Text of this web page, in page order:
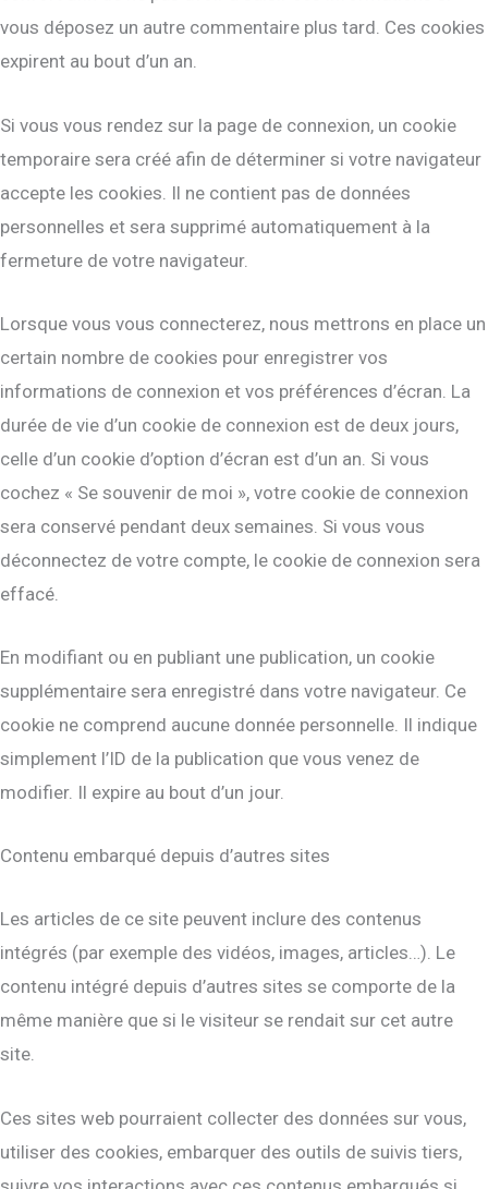
vous déposez un autre commentaire plus tard. Ces cookies
expirent au bout d’un an.
Si vous vous rendez sur la page de connexion, un cookie
temporaire sera créé afin de déterminer si votre navigateur
accepte les cookies. Il ne contient pas de données
personnelles et sera supprimé automatiquement à la
fermeture de votre navigateur.
Lorsque vous vous connecterez, nous mettrons en place un
certain nombre de cookies pour enregistrer vos
informations de connexion et vos préférences d’écran. La
durée de vie d’un cookie de connexion est de deux jours,
celle d’un cookie d’option d’écran est d’un an. Si vous
cochez « Se souvenir de moi », votre cookie de connexion
sera conservé pendant deux semaines. Si vous vous
déconnectez de votre compte, le cookie de connexion sera
effacé.
En modifiant ou en publiant une publication, un cookie
supplémentaire sera enregistré dans votre navigateur. Ce
cookie ne comprend aucune donnée personnelle. Il indique
simplement l’ID de la publication que vous venez de
modifier. Il expire au bout d’un jour.
Contenu embarqué depuis d’autres sites
Les articles de ce site peuvent inclure des contenus
intégrés (par exemple des vidéos, images, articles…). Le
contenu intégré depuis d’autres sites se comporte de la
même manière que si le visiteur se rendait sur cet autre
site.
Ces sites web pourraient collecter des données sur vous,
utiliser des cookies, embarquer des outils de suivis tiers,